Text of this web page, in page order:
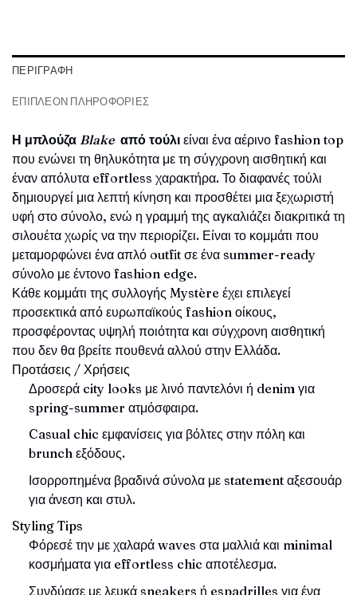
ΠΕΡΙΓΡΑΦΉ
ΕΠΙΠΛΈΟΝ ΠΛΗΡΟΦΟΡΊΕΣ
Η μπλούζα Blake από τούλι είναι ένα αέρινο fashion top
που ενώνει τη θηλυκότητα με τη σύγχρονη αισθητική και
έναν απόλυτα effortless χαρακτήρα. Το διαφανές τούλι
δημιουργεί μια λεπτή κίνηση και προσθέτει μια ξεχωριστή
υφή στο σύνολο, ενώ η γραμμή της αγκαλιάζει διακριτικά τη
σιλουέτα χωρίς να την περιορίζει. Είναι το κομμάτι που
μεταμορφώνει ένα απλό outfit σε ένα summer-ready
σύνολο με έντονο fashion edge.
Κάθε κομμάτι της συλλογής Mystère έχει επιλεγεί
προσεκτικά από ευρωπαϊκούς fashion οίκους,
προσφέροντας υψηλή ποιότητα και σύγχρονη αισθητική
που δεν θα βρείτε πουθενά αλλού στην Ελλάδα.
Προτάσεις / Χρήσεις
Δροσερά city looks με λινό παντελόνι ή denim για
spring-summer ατμόσφαιρα.
Casual chic εμφανίσεις για βόλτες στην πόλη και
brunch εξόδους.
Ισορροπημένα βραδινά σύνολα με statement αξεσουάρ
για άνεση και στυλ.
Styling Tips
Φόρεσέ την με χαλαρά waves στα μαλλιά και minimal
κοσμήματα για effortless chic αποτέλεσμα.
Συνδύασε με λευκά sneakers ή espadrilles για ένα